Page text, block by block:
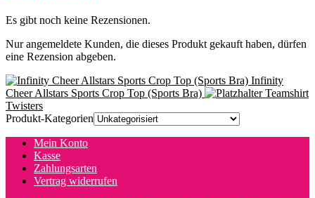
Es gibt noch keine Rezensionen.
Nur angemeldete Kunden, die dieses Produkt gekauft haben, dürfen
eine Rezension abgeben.
Infinity
Cheer Allstars Sports Crop Top (Sports Bra)
Teamshirt
Twisters
Produkt-Kategorien
Mein Konto
Kasse
Zahlungsarten
Vertrag widerrufen